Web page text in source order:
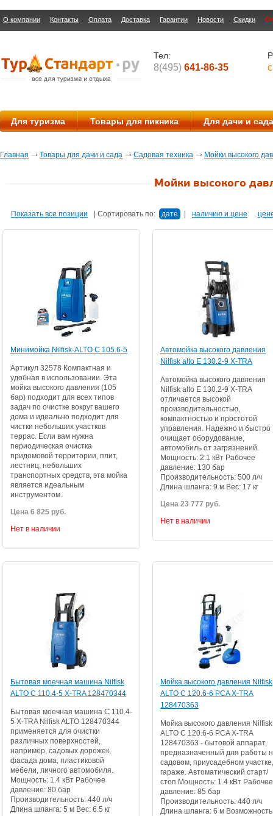
О компании Контакты Оплата Доставка Гарантии Новости Скидки
Тел:
8(495) 641-86-35
Для туризма Товары для пикника Для дачи и сада
Главная Товары для дачи и сада Садовая техника Мойки высокого
Мойки высокого
Показать все позиции Сортировать по: дате наличию и цене
Минимойка Nilfisk-ALTO C 105.6-5
Артикул 32578 Компактная и
удобная в использовании. Эта
мойка высокого давления (105
бар) подходит для всех типов
задач по очистке вокруг вашего
дома и идеально подходит для
чистки небольших участков
террас. Если вам нужна
периодическая очистка
придомовой территории, плит,
лестниц, небольших
транспортных средств, эта мойка
является идеальным
инструментом.
Цена 6 825 руб.
Нет в наличии
Автомойка высокого давления
Nilfisk alto E 130.2-9 X-TRA
Автомойка высокого давления
Nilfisk alto E 130.2-9 X-TRA
отличается высокой
производительностью,
компактностью и простотой
управления. Надежно и быстро
очищает оборудование,
автомобиль от загрязнений.
Мощность: 2.1 кВт Рабочее
давление: 130 бар
Производительность: 500 л/ч
Длина шланга: 9 м Вес: 17 кг
Цена 23 777 руб.
Нет в наличии
Бытовая моечная машина Nilfisk
ALTO C 110.4-5 X-TRA 128470344
Бытовая моечная машина C 110.4-
5 X-TRA Nilfisk ALTO 128470344
применяется для очистки
различных поверхностей,
например, садовых дорожек,
фасада дома, пластиковой
мебели, личного автомобиля.
Мощность: 1.4 кВт Рабочее
давление: 80 бар
Производительность: 440 л/ч
Длина шланга: 5 м Вес: 6.5 кг
Мойка высокого давления Nilfisk
ALTO C 120.6-6 PCA X-TRA
128470363
Мойка высокого давления Nilfisk
ALTO C 120.6-6 PCA X-TRA
128470363 - бытовой аппарат,
предназначенный для работы
садовом, приусадебном
гараже. Автоматический старт/
стоп Мощность: 1.4 кВт Рабочее
давление: 85 бар
Производительность: 440 л/ч
Длина шланга: 6 м Возможность